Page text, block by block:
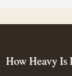
How Heavy Is